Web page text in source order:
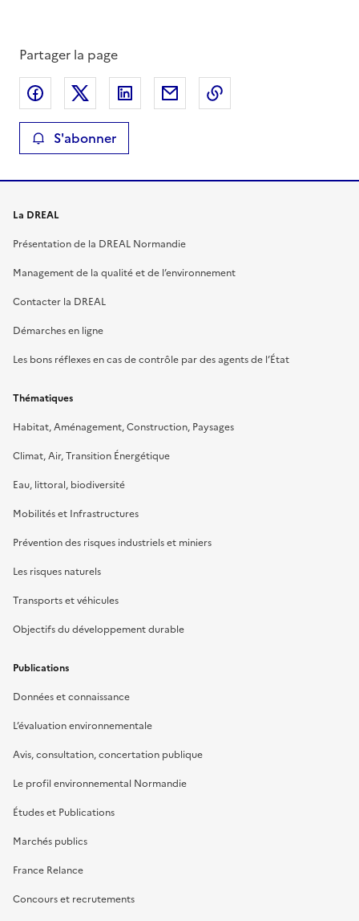
Partager la page
Partager sur Facebook
Partager sur XPartager sur LinkedIn
Partager par email
S'abonner
La DREAL
Présentation de la DREAL Normandie
Management de la qualité et de l’environnement
Contacter la DREAL
Démarches en ligne
Les bons réflexes en cas de contrôle par des agents de l’État
Thématiques
Habitat, Aménagement, Construction, Paysages
Climat, Air, Transition Énergétique
Eau, littoral, biodiversité
Mobilités et Infrastructures
Prévention des risques industriels et miniers
Les risques naturels
Transports et véhicules
Objectifs du développement durable
Publications
Données et connaissance
L’évaluation environnementale
Avis, consultation, concertation publique
Le profil environnemental Normandie
Études et Publications
Marchés publics
France Relance
Concours et recrutements